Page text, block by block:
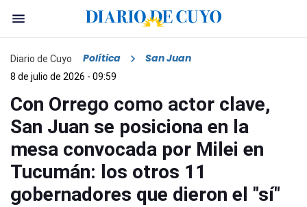
Diario de Cuyo Política San Juan
8 de julio de 2026 - 09:59
Con Orrego como actor clave,
San Juan se posiciona en la
mesa convocada por Milei en
Tucumán: los otros 11
gobernadores que dieron el "sí"